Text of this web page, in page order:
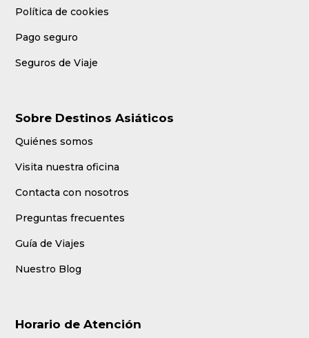
Política de cookies
Pago seguro
Seguros de Viaje
Sobre Destinos Asiáticos
Quiénes somos
Visita nuestra oficina
Contacta con nosotros
Preguntas frecuentes
Guía de Viajes
Nuestro Blog
Horario de Atención